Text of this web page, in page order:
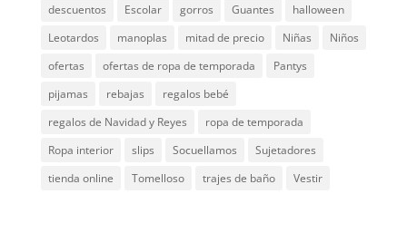
descuentos
Escolar gorros Guantes
halloween
Leotardos
manoplas mitad de precio Niñas
Niños
ofertas
ofertas de ropa de temporada
Pantys
pijamas
rebajas
regalos bebé
regalos de Navidad y Reyes
ropa de temporada
Ropa interior
slips Socuellamos
Sujetadores
tienda online
Tomelloso trajes de baño Vestir